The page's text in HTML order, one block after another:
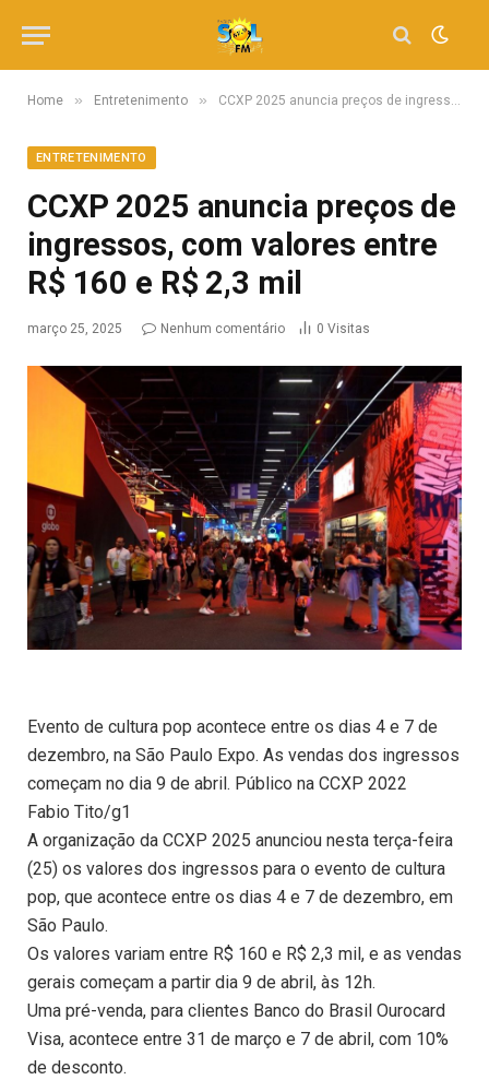
Home » Entretenimento » CCXP 2025 anuncia preços de ingressos, com valores entre R$ 160 e R$ 2,3 mil
ENTRETENIMENTO
CCXP 2025 anuncia preços de
ingressos, com valores entre
R$ 160 e R$ 2,3 mil
março 25, 2025 Nenhum comentário 0 Visitas
Evento de cultura pop acontece entre os dias 4 e 7 de
dezembro, na São Paulo Expo. As vendas dos ingressos
começam no dia 9 de abril. Público na CCXP 2022
Fabio Tito/g1
A organização da CCXP 2025 anunciou nesta terça-feira
(25) os valores dos ingressos para o evento de cultura
pop, que acontece entre os dias 4 e 7 de dezembro, em
São Paulo.
Os valores variam entre R$ 160 e R$ 2,3 mil, e as vendas
gerais começam a partir dia 9 de abril, às 12h.
Uma pré-venda, para clientes Banco do Brasil Ourocard
Visa, acontece entre 31 de março e 7 de abril, com 10%
de desconto.